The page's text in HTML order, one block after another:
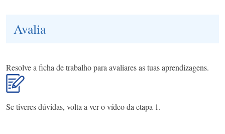
Avalia
Resolve a ficha de trabalho para avaliares as tuas aprendizagens.
Se tiveres dúvidas, volta a ver o vídeo da etapa 1.